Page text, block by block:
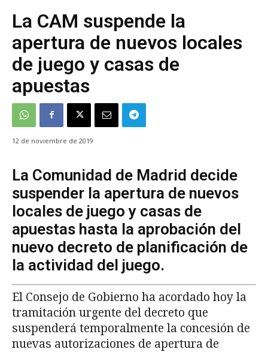
La CAM suspende la
apertura de nuevos locales
de juego y casas de
apuestas
12 de noviembre de 2019
La Comunidad de Madrid decide
suspender la apertura de nuevos
locales de juego y casas de
apuestas hasta la aprobación del
nuevo decreto de planificación de
la actividad del juego.
El Consejo de Gobierno ha acordado hoy la
tramitación urgente del decreto que
suspenderá temporalmente la concesión de
nuevas autorizaciones de apertura de